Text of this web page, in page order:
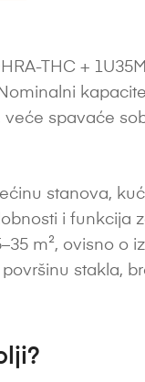
THC +
spavaće
stanova,
i funkcija
m², ovisno o
stakla,